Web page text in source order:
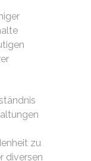
zu
diversen